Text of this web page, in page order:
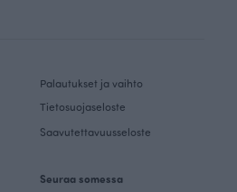
Palautukset ja vaihto
Tietosuojaseloste
Saavutettavuusseloste
Seuraa somessa